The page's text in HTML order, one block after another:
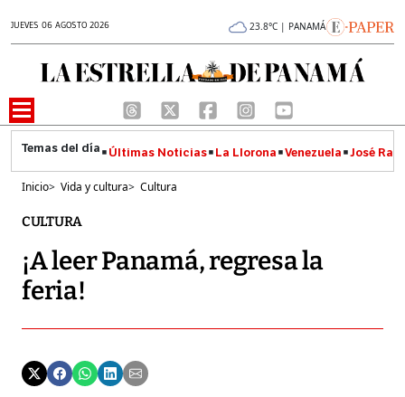
JUEVES 06 AGOSTO 2026 23.8°C | PANAMÁ
Últimas Noticias La Llorona Venezuela José
Inicio> Vida y cultura> Cultura
CULTURA
¡A leer Panamá, regresa la
feria!